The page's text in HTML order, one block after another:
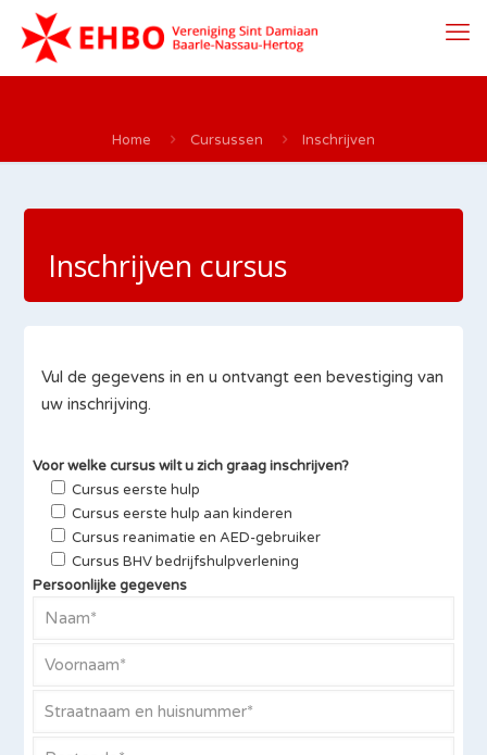
Home Cursussen Inschrijven
Inschrijven cursus
Vul de gegevens in en u ontvangt een bevestiging van
uw inschrijving.
Voor welke cursus wilt u zich graag inschrijven?
Cursus eerste hulp
Cursus eerste hulp aan kinderen
Cursus reanimatie en AED-gebruiker
Cursus BHV bedrijfshulpverlening
Persoonlijke gegevens